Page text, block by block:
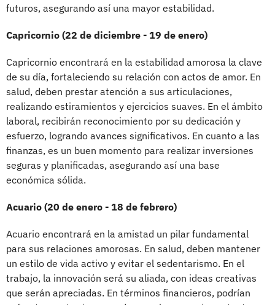
futuros, asegurando así una mayor estabilidad.
Capricornio (22 de diciembre - 19 de enero)
Capricornio encontrará en la estabilidad amorosa la clave
de su día, fortaleciendo su relación con actos de amor. En
salud, deben prestar atención a sus articulaciones,
realizando estiramientos y ejercicios suaves. En el ámbito
laboral, recibirán reconocimiento por su dedicación y
esfuerzo, logrando avances significativos. En cuanto a las
finanzas, es un buen momento para realizar inversiones
seguras y planificadas, asegurando así una base
económica sólida.
Acuario (20 de enero - 18 de febrero)
Acuario encontrará en la amistad un pilar fundamental
para sus relaciones amorosas. En salud, deben mantener
un estilo de vida activo y evitar el sedentarismo. En el
trabajo, la innovación será su aliada, con ideas creativas
que serán apreciadas. En términos financieros, podrían